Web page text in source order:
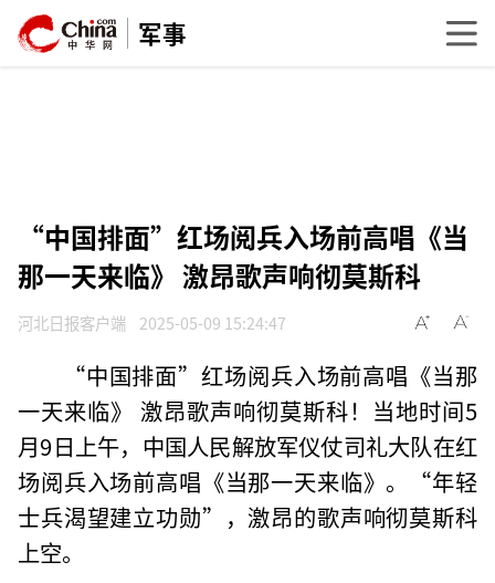
军事
“中国排面”红场阅兵入场前高唱《当
那一天来临》 激昂歌声响彻莫斯科
河北日报客户端 2025-05-09 15:24:47
“中国排面”红场阅兵入场前高唱《当那
一天来临》 激昂歌声响彻莫斯科！当地时间5
月9日上午，中国人民解放军仪仗司礼大队在红
场阅兵入场前高唱《当那一天来临》。“年轻
士兵渴望建立功勋”，激昂的歌声响彻莫斯科
上空。